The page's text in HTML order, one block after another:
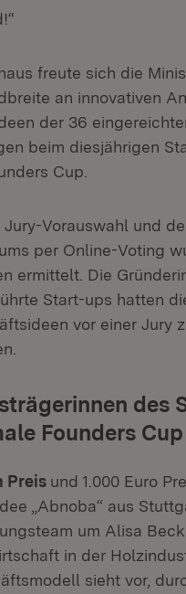
freute sich die
an innovativen
der 36
beim diesjährigen
Cup.
Jury-Vorauswahl und
per Online-Voting
ermittelt. Die
Start-ups hatten
vor einer Jury
des
Founders
Preis und 1.000 Euro
„Abnoba“ aus
um Alisa
in der
sieht vor,